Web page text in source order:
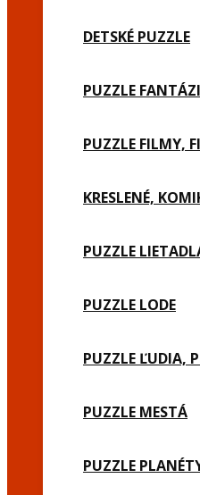
DETSKÉ PUZZLE
PUZZLE
PUZZLE FILMY,
KRESLENÉ,
PUZZLE
PUZZLE LODE
PUZZLE ĽUDIA,
PUZZLE MESTÁ
PUZZLE